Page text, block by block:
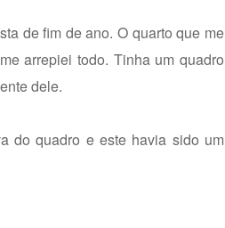
de fim de ano. O quarto que me
arrepiei todo. Tinha um quadro
dele.
do quadro e este havia sido um